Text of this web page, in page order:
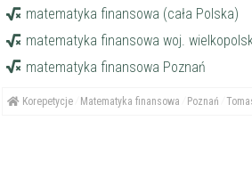
matematyka finansowa (cała Polska)
matematyka finansowa woj.
matematyka finansowa Poznań
Korepetycje Matematyka finansowa Poznań